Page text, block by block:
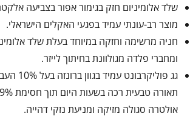
שלד אלומיניום חזק בגימור אפור בצביעה
מוצר רב-עונתי עמיד בפגעי האקלים הישראלי.
חניה מרשימה וחזקה במיוחד בעלת שלד
ומחברי פלדה מגולוונת בחיתוך לייזר.
גג
אולטרה סגולה מזיקה ומניעת נזקי דהייה.